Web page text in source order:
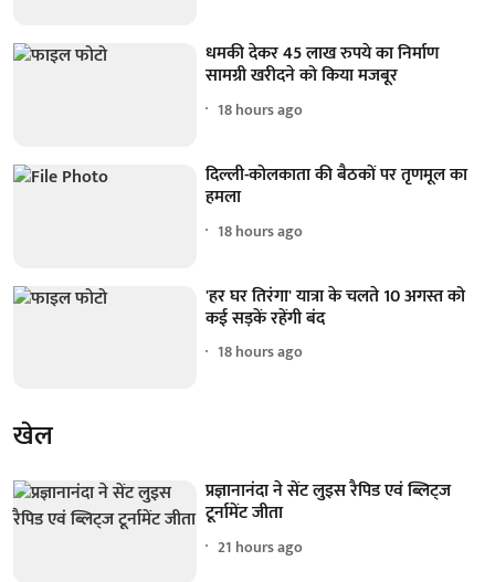
धमकी देकर 45 लाख रुपये का निर्माण
सामग्री खरीदने को किया मजबूर
18 hours ago
दिल्ली-कोलकाता की बैठकों पर तृणमूल का
हमला
18 hours ago
'हर घर तिरंगा' यात्रा के चलते 10 अगस्त को
कई सड़कें रहेंगी बंद
18 hours ago
खेल
प्रज्ञानानंदा ने सेंट लुइस रैपिड एवं ब्लिट्ज
टूर्नामेंट जीता
21 hours ago